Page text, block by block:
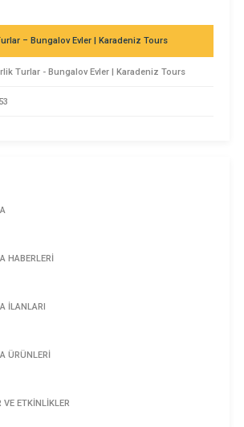
– Bungalov Evler | Karadeniz Tours
Turlar - Bungalov Evler | Karadeniz Tours
AHMET ALKAN
HABERLERİ
İLANLARI
ÜRÜNLERİ
VE ETKİNLİKLER